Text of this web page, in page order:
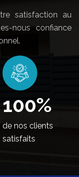
satisfaction au
nous confiance
100%
de nos clients
satisfaits